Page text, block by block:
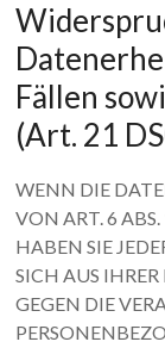
Fällen
(Art. 21
WENN DIE
VON ART. 6 ABS.
HABEN SIE
SICH AUS
GEGEN DIE